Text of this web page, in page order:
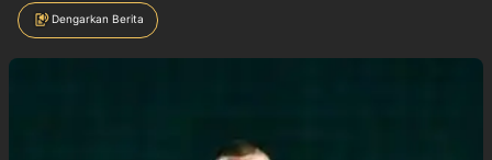
Dengarkan Berita